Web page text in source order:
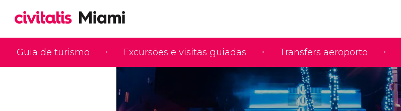
Guia de turismo Excursões e visitas guiadas Transfers aeroporto